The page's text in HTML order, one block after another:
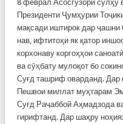
8 феврал Асосгузори
Президенти Ҷумҳурии
мақсади иштирок дар ҷашни
нав, ифтитоҳи як қатор
корхонаву коргоҳҳои
ва сӯҳбату мулоқот бо
Суғд ташриф оварданд. Дар
Пешвои миллат муҳтарам
Суғд Раҷаббой Аҳмадзода
гирифтанд. Дар шаҳру